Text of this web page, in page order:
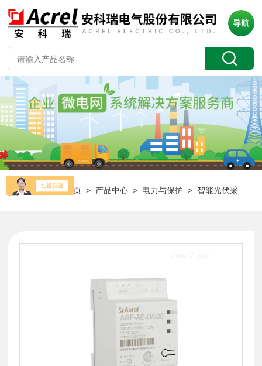
导航
当前位置：首页 > 产品中心 > 电力与保护 > 智能光伏采集装置